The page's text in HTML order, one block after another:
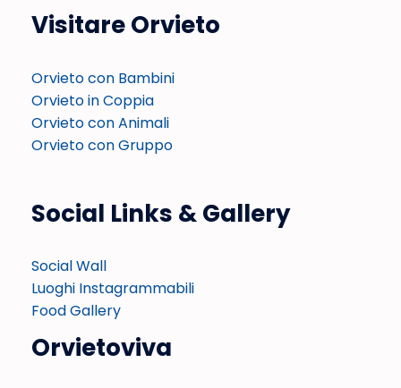
Visitare Orvieto
Orvieto con Bambini
Orvieto in Coppia
Orvieto con Animali
Orvieto con Gruppo
Social Links & Gallery
Social Wall
Luoghi Instagrammabili
Food Gallery
Orvietoviva